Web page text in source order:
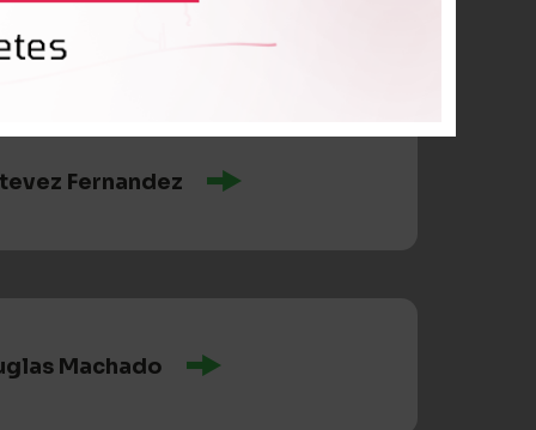
Fernandez
Machado